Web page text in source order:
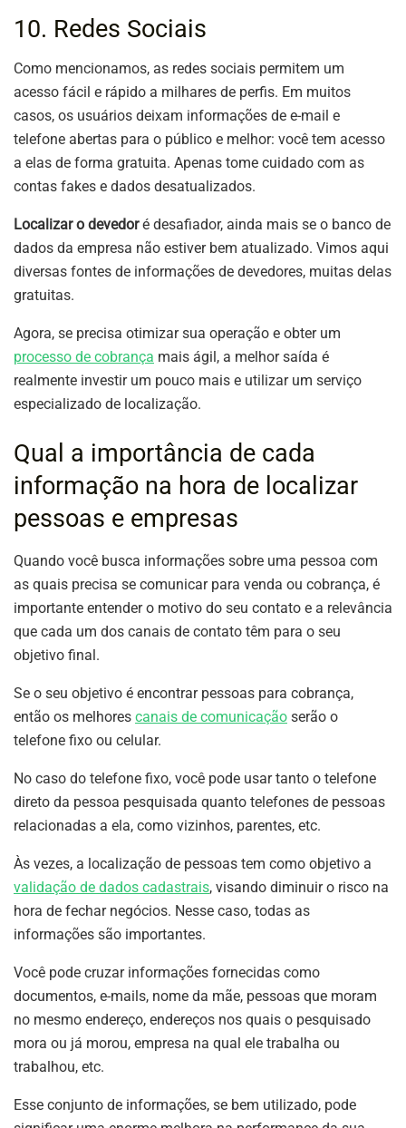
10. Redes Sociais
Como mencionamos, as redes sociais permitem um
acesso fácil e rápido a milhares de perfis. Em muitos
casos, os usuários deixam informações de e-mail e
telefone abertas para o público e melhor: você tem acesso
a elas de forma gratuita. Apenas tome cuidado com as
contas fakes e dados desatualizados.
Localizar o devedoré desafiador, ainda mais se o banco de
dados da empresa não estiver bem atualizado. Vimos aqui
diversas fontes de informações de devedores, muitas delas
gratuitas.
Agora, se precisa otimizar sua operação e obter um
processo de cobrança mais ágil, a melhor saída é
realmente investir um pouco mais e utilizar um serviço
especializado de localização.
Qual a importância de cada
informação na hora de localizar
pessoas e empresas
Quando você busca informações sobre uma pessoa com
as quais precisa se comunicar para venda ou cobrança, é
importante entender o motivo do seu contato e a relevância
que cada um dos canais de contato têm para o seu
objetivo final.
Se o seu objetivo é encontrar pessoas para cobrança,
então os melhores canais de comunicação serão o
telefone fixo ou celular.
No caso do telefone fixo, você pode usar tanto o telefone
direto da pessoa pesquisada quanto telefones de pessoas
relacionadas a ela, como vizinhos, parentes, etc.
Às vezes, a localização de pessoas tem como objetivo a
validação de dados cadastrais, visando diminuir o risco na
hora de fechar negócios. Nesse caso, todas as
informações são importantes.
Você pode cruzar informações fornecidas como
documentos, e-mails, nome da mãe, pessoas que moram
no mesmo endereço, endereços nos quais o pesquisado
mora ou já morou, empresa na qual ele trabalha ou
trabalhou, etc.
Esse conjunto de informações, se bem utilizado, pode